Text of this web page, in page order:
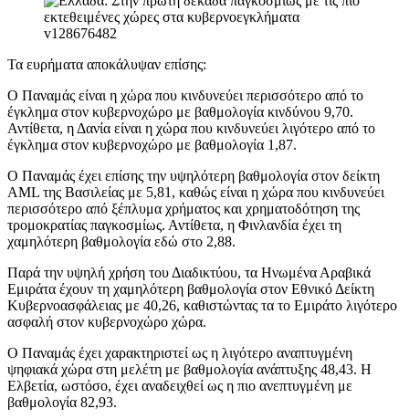
Τα ευρήματα αποκάλυψαν επίσης:
Ο Παναμάς είναι η χώρα που κινδυνεύει περισσότερο από το
έγκλημα στον κυβερνοχώρο με βαθμολογία κινδύνου 9,70.
Αντίθετα, η Δανία είναι η χώρα που κινδυνεύει λιγότερο από το
έγκλημα στον κυβερνοχώρο με βαθμολογία 1,87.
Ο Παναμάς έχει επίσης την υψηλότερη βαθμολογία στον δείκτη
AML της Βασιλείας με 5,81, καθώς είναι η χώρα που κινδυνεύει
περισσότερο από ξέπλυμα χρήματος και χρηματοδότηση της
τρομοκρατίας παγκοσμίως. Αντίθετα, η Φινλανδία έχει τη
χαμηλότερη βαθμολογία εδώ στο 2,88.
Παρά την υψηλή χρήση του Διαδικτύου, τα Ηνωμένα Αραβικά
Εμιράτα έχουν τη χαμηλότερη βαθμολογία στον Εθνικό Δείκτη
Κυβερνοασφάλειας με 40,26, καθιστώντας τα το Εμιράτο λιγότερο
ασφαλή στον κυβερνοχώρο χώρα.
Ο Παναμάς έχει χαρακτηριστεί ως η λιγότερο αναπτυγμένη
ψηφιακά χώρα στη μελέτη με βαθμολογία ανάπτυξης 48,43. Η
Ελβετία, ωστόσο, έχει αναδειχθεί ως η πιο ανεπτυγμένη με
βαθμολογία 82,93.